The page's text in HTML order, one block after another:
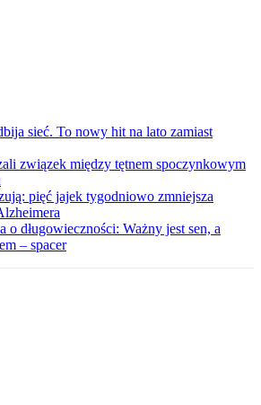
sieć. To nowy hit na lato zamiast
związek między tętnem spoczynkowym
pięć jajek tygodniowo zmniejsza
o długowieczności: Ważny jest sen, a
– spacer